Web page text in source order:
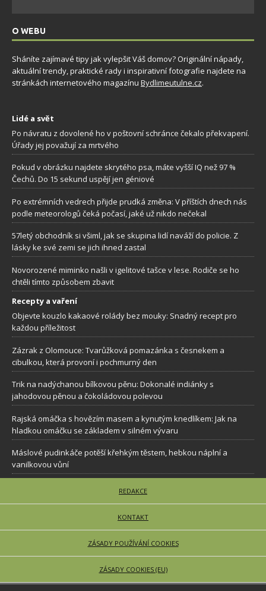
O WEBU
Sháníte zajímavé tipy jak vylepšit Váš domov? Originální nápady,
aktuální trendy, praktické rady i inspirativní fotografie najdete na
stránkách internetového magazínu Bydlimeutulne.cz.
Lidé a svět
Po návratu z dovolené ho v poštovní schránce čekalo překvapení.
Úřady jej považují za mrtvého
Pokud v obrázku najdete skrytého psa, máte vyšší IQ než 97 %
Čechů. Do 15 sekund uspějí jen géniové
Po extrémních vedrech přijde prudká změna: V příštích dnech nás
podle meteorologů čeká počasí, jaké už nikdo nečekal
57letý obchodník si všiml, jak se skupina lidí naváží do policie. Z
lásky ke své zemi se jich ihned zastal
Novorozené miminko našli v igelitové tašce v lese. Rodiče se ho
chtěli tímto způsobem zbavit
Recepty a vaření
Objevte kouzlo kakaové rolády bez mouky: Snadný recept pro
každou příležitost
Zázrak z Olomouce: Tvarůžková pomazánka s česnekem a
cibulkou, která provoní i pochmurný den
Trik na nadýchanou bílkovou pěnu: Dokonalé indiánky s
jahodovou pěnou a čokoládovou polevou
Rajská omáčka s hovězím masem a kynutým knedlíkem: Jak na
hladkou omáčku se základem v silném vývaru
Máslové pudinkáče potěší křehkým těstem, hebkou náplní a
vanilkovou vůní
REDAKCE
KONTAKT
ZÁSADY POUŽÍVÁNÍ COOKIES
ZÁSADY COOKIES (EU)